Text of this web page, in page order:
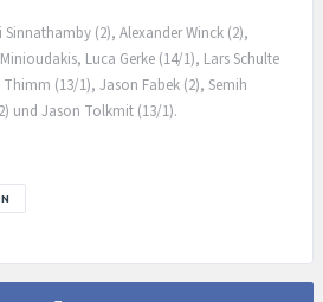
Sinnathamby (2), Alexander Winck (2),
Luca Gerke (14/1), Lars Schulte
(13/1), Jason Fabek (2), Semih
und Jason Tolkmit (13/1).